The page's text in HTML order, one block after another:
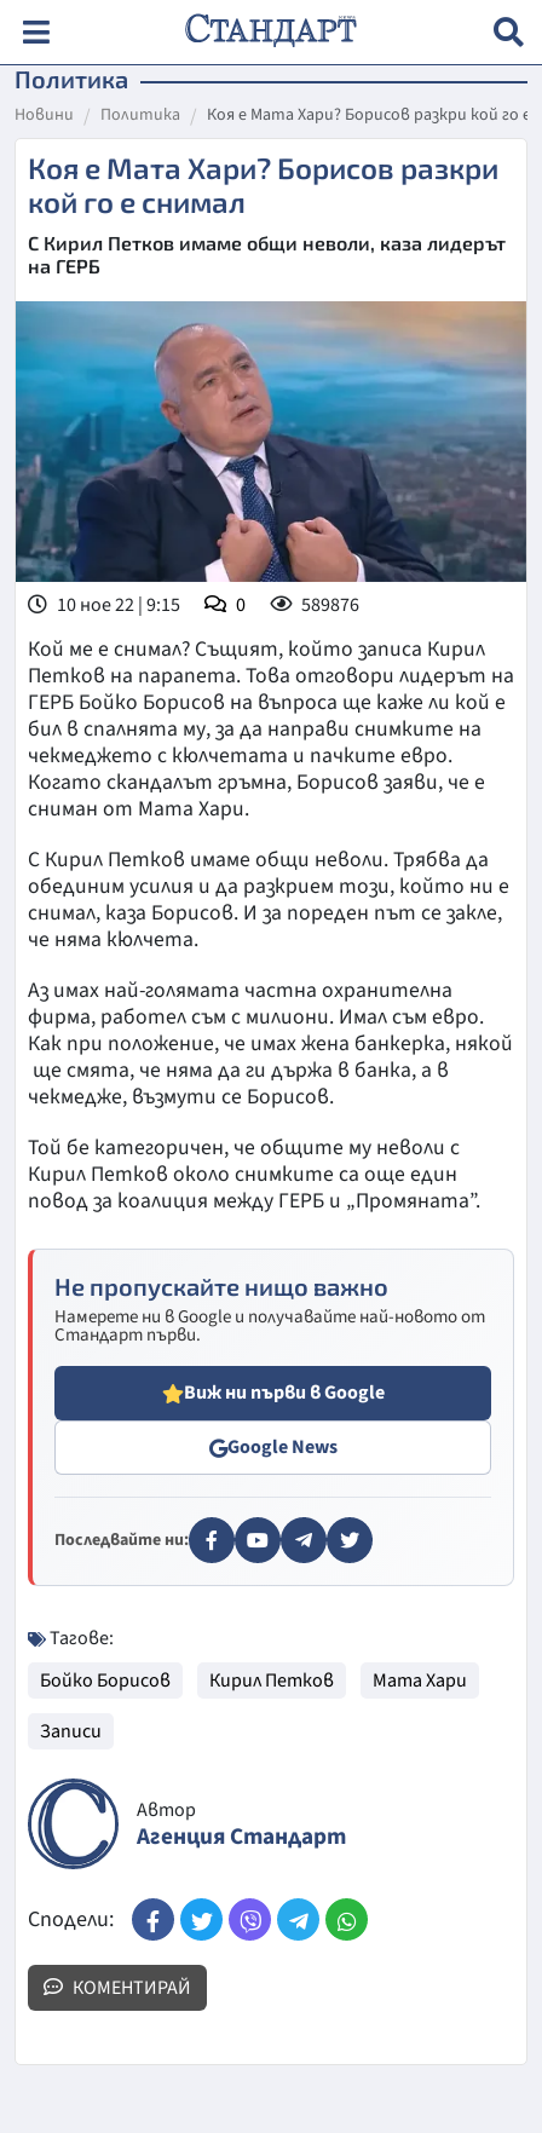
Политика
Новини Политика Коя е Мата Хари? Борисов разкри кой го е
Коя е Мата Хари? Борисов разкри
кой го е снимал
С Кирил Петков имаме общи неволи, каза лидерът
на ГЕРБ
10 ное 22 | 9:15 0 589876
Кой ме е снимал? Същият, който записа Кирил
Петков на парапета. Това отговори лидерът на
ГЕРБ Бойко Борисов на въпроса ще каже ли кой е
бил в спалнята му, за да направи снимките на
чекмеджето с кюлчетата и пачките евро.
Когато скандалът гръмна, Борисов заяви, че е
сниман от Мата Хари.
С Кирил Петков имаме общи неволи. Трябва да
обединим усилия и да разкрием този, който ни е
снимал, каза Борисов. И за пореден път се закле,
че няма кюлчета.
Аз имах най-голямата частна охранителна
фирма, работел съм с милиони. Имал съм евро.
Как при положение, че имах жена банкерка, някой
ще смята, че няма да ги държа в банка, а в
чекмедже, възмути се Борисов.
Той бе категоричен, че общите му неволи с
Кирил Петков около снимките са още един
повод за коалиция между ГЕРБ и „Промяната”.
Не пропускайте нищо важно
Намерете ни в Google и получавайте най-новото от
Стандарт първи.
Виж ни първи в Google
Google News
Последвайте ни:
Тагове:
Бойко Борисов
Кирил Петков
Мата Хари
Записи
Автор
Агенция Стандарт
Сподели:
КОМЕНТИРАЙ